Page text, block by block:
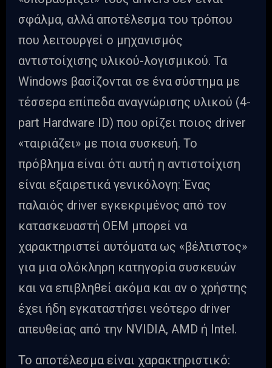
σφάλμα, αλλά αποτέλεσμα του τρόπου
που λειτουργεί ο μηχανισμός
αντιστοίχισης υλικού-λογισμικού. Τα
Windows βασίζονται σε ένα σύστημα με
τέσσερα επίπεδα αναγνώρισης υλικού (4-
part Hardware ID) που ορίζει ποιος driver
«ταιριάζει» με ποια συσκευή. Το
πρόβλημα είναι ότι αυτή η αντιστοίχιση
είναι εξαιρετικά γενικόλογη: Ένας
παλαιός driver εγκεκριμένος από τον
κατασκευαστή OEM μπορεί να
χαρακτηριστεί αυτόματα ως «βέλτιστος»
για μια ολόκληρη κατηγορία συσκευών
και να επιβληθεί ακόμα και αν ο χρήστης
έχει ήδη εγκαταστήσει νεότερο driver
απευθείας από την NVIDIA, AMD ή Intel.
Το αποτέλεσμα είναι χαρακτηριστικό: